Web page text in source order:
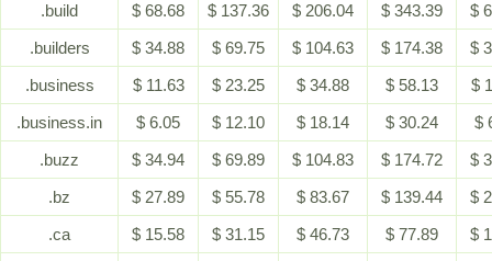
.build
$ 68.68 $ 137.36 $ 206.04 $ 343.39
$
.builders
$ 34.88 $ 69.75 $ 104.63 $ 174.38
$
.business
$ 11.63 $ 23.25 $ 34.88 $ 58.13
$
.business.in
$ 6.05 $ 12.10 $ 18.14 $ 30.24
$
.buzz
$ 34.94 $ 69.89 $ 104.83 $ 174.72
$
.bz
$ 27.89 $ 55.78 $ 83.67 $ 139.44
$
.ca
$ 15.58 $ 31.15 $ 46.73 $ 77.89
$